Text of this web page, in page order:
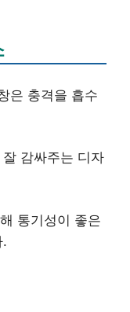
은 충격을 흡수
감싸주는 디자
통기성이 좋은
.